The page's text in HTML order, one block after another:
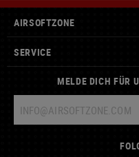
AIRSOFTZONE
SERVICE
MELDE DICH FÜR